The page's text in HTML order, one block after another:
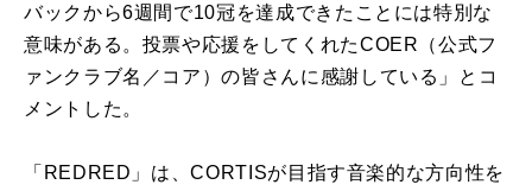
バックから6週間で10冠を達成できたことには特別な
意味がある。投票や応援をしてくれたCOER（公式フ
ァンクラブ名／コア）の皆さんに感謝している」とコ
メントした。
「REDRED」は、CORTISが目指す音楽的な方向性を